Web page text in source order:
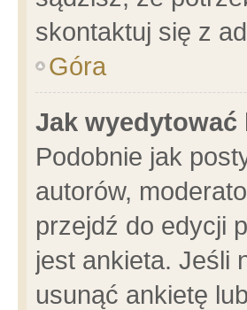
skontaktuj się z
Góra
Jak
Podobnie jak
autorów,
przejdź do edycji
jest ankieta. Jeśli
usunąć ankietę